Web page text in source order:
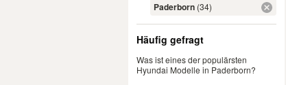
Paderborn (34)
Häufig gefragt
Was ist eines der populärsten
Hyundai Modelle in Paderborn?